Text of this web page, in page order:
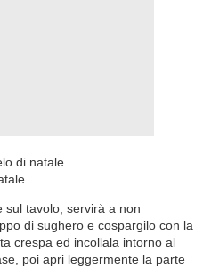
sul tavolo, servirà a non
di sughero e cospargilo con la
crespa ed incollala intorno al
poi apri leggermente la parte